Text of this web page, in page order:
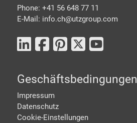
Phone: +41 56 648 77 11
E-Mail: info.ch@utzgroup.com
Geschäftsbedingungen
Impressum
Datenschutz
Cookie-Einstellungen